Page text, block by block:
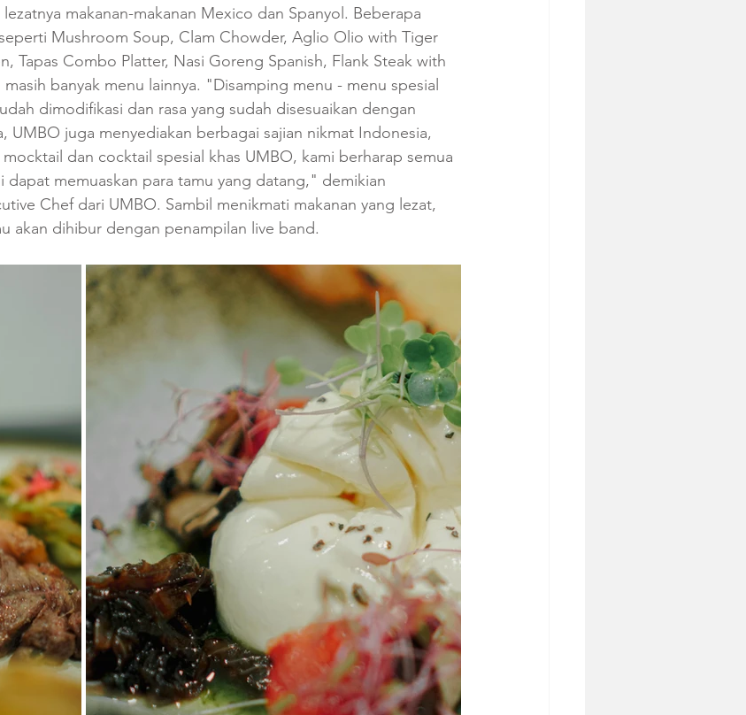
makanan-makanan Mexico dan Spanyol. Beberapa
Mushroom Soup, Clam Chowder, Aglio Olio with Tiger
Tapas Combo Platter, Nasi Goreng Spanish, Flank Steak with
banyak menu lainnya. "Disamping menu - menu spesial
dimodifikasi dan rasa yang sudah disesuaikan dengan
UMBO juga menyediakan berbagai sajian nikmat Indonesia,
dan cocktail spesial khas UMBO, kami berharap semua
dapat memuaskan para tamu yang datang," demikian
Chef dari UMBO. Sambil menikmati makanan yang lezat,
akan dihibur dengan penampilan live band.